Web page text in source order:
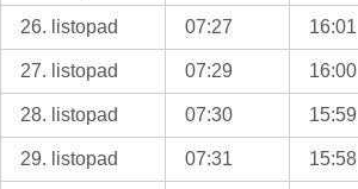
26. listopad 07:27 16:01
27. listopad 07:29 16:00
28. listopad 07:30 15:59
29. listopad 07:31 15:58